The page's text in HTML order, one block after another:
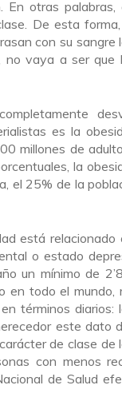
otras palabras,
De esta
con su sangre
no vaya a ser
es la
millones de
la
el 25% de la
está
o estado
un mínimo de
en todo el mundo,
términos diarios:
este dato
de clase de
con menos
de Salud